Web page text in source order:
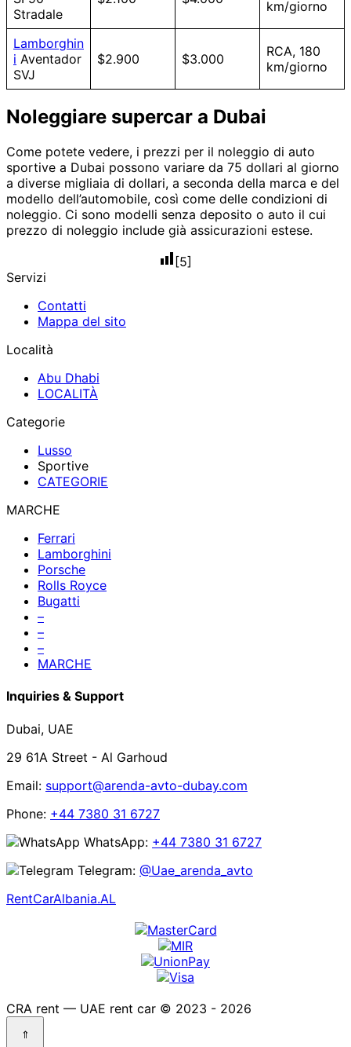
Stradale
km/giorno
Lamborghin
i Aventador
SVJ
$2.900 $3.000
RCA, 180
km/giorno
Noleggiare supercar a Dubai
Come potete vedere, i prezzi per il noleggio di auto
sportive a Dubai possono variare da 75 dollari al giorno
a diverse migliaia di dollari, a seconda della marca e del
modello dell’automobile, così come delle condizioni di
noleggio. Ci sono modelli senza deposito o auto il cui
prezzo di noleggio include già assicurazioni estese.
[5]
Servizi
Contatti
Mappa del sito
Località
Abu Dhabi
LOCALITÀ
Categorie
Lusso
Sportive
CATEGORIE
MARCHE
Ferrari
Lamborghini
Porsche
Rolls Royce
Bugatti
–
–
–
MARCHE
Inquiries & Support
Dubai, UAE
29 61A Street - Al Garhoud
Email: support@arenda-avto-dubay.com
Phone: +44 7380 31 6727
WhatsApp: +44 7380 31 6727
Telegram: @Uae_arenda_avto
RentCarAlbania.AL
CRA rent — UAE rent car © 2023 - 2026